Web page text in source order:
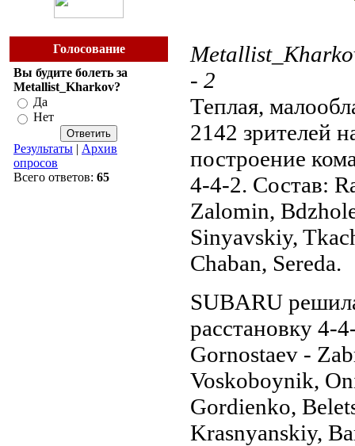
Голосование
Вы будите болеть за
Metallist_Kharkov?
Да
Нет
Результаты | Архив
опросов
Всего ответов: 65
- 2
Теплая,
2142 зрителей
построение
4-4-2. Состав:
Zalomin,
Sinyavskiy,
Chaban, Sereda.
SUBARU
расстановку 4-
Gornostaev -
Voskoboynik,
Gordienko,
Krasnyanskiy,